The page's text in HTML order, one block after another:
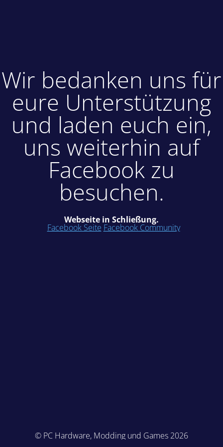
Wir bedanken uns für
eure Unterstützung
und laden euch ein,
uns weiterhin auf
Facebook zu
besuchen.
Webseite in Schließung.
Facebook Seite Facebook Community
© PC Hardware, Modding und Games 2026